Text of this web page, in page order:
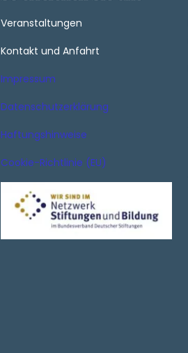
Veranstaltungen
Kontakt und Anfahrt
Impressum
Datenschutzerklärung
Haftungshinweise
Cookie-Richtlinie (EU)